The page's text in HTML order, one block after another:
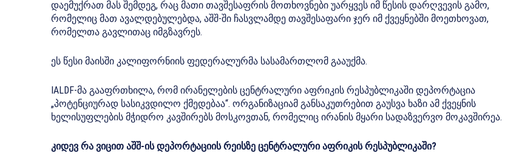
დაემუქრათ მას შემდეგ, რაც მათი თავშესაფრის მოთხოვნები უარყვეს იმ წესის დარღვევის გამო,
რომელიც მათ ავალდებულებდა, აშშ-ში ჩასვლამდე თავშესაფარი ჯერ იმ ქვეყნებში მოეთხოვათ,
რომელთა გავლითაც იმგზავრეს.
ეს წესი მაისში კალიფორნიის ფედერალურმა სასამართლომ გააუქმა.
IALDF-მა გააფრთხილა, რომ ირანელების ცენტრალური აფრიკის რესპუბლიკაში დეპორტაცია
„პოტენციურად სასიკვდილო ქმედებაა“. ორგანიზაციამ განსაკუთრებით გაუსვა ხაზი ამ ქვეყნის
ხელისუფლების მჭიდრო კავშირებს მოსკოვთან, რომელიც ირანის მყარი სადაზვერვო მოკავშირეა.
კიდევ რა ვიცით აშშ-ის დეპორტაციის რეისზე ცენტრალური აფრიკის რესპუბლიკაში?